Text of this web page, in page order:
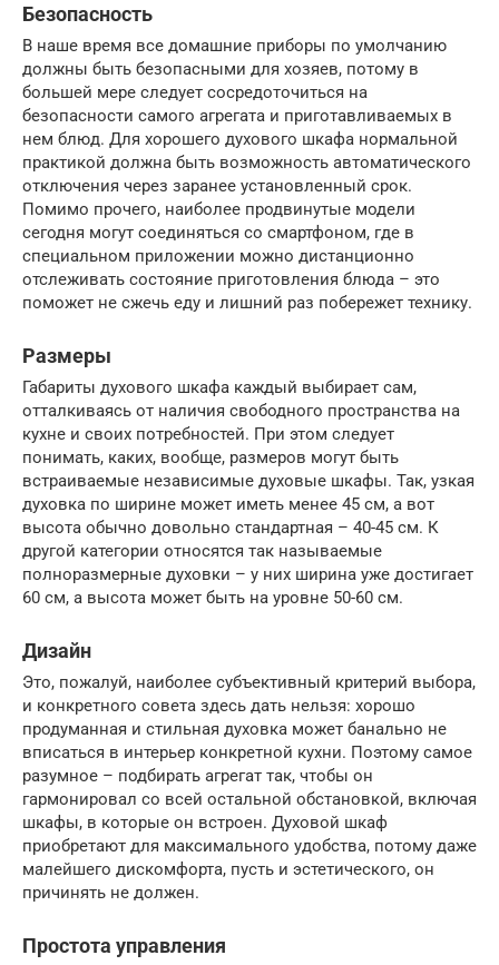
Безопасность
В наше время все домашние приборы по умолчанию
должны быть безопасными для хозяев, потому в
большей мере следует сосредоточиться на
безопасности самого агрегата и приготавливаемых в
нем блюд. Для хорошего духового шкафа нормальной
практикой должна быть возможность автоматического
отключения через заранее установленный срок.
Помимо прочего, наиболее продвинутые модели
сегодня могут соединяться со смартфоном, где в
специальном приложении можно дистанционно
отслеживать состояние приготовления блюда – это
поможет не сжечь еду и лишний раз побережет технику.
Размеры
Габариты духового шкафа каждый выбирает сам,
отталкиваясь от наличия свободного пространства на
кухне и своих потребностей. При этом следует
понимать, каких, вообще, размеров могут быть
встраиваемые независимые духовые шкафы. Так, узкая
духовка по ширине может иметь менее 45 см, а вот
высота обычно довольно стандартная – 40-45 см. К
другой категории относятся так называемые
полноразмерные духовки – у них ширина уже достигает
60 см, а высота может быть на уровне 50-60 см.
Дизайн
Это, пожалуй, наиболее субъективный критерий выбора,
и конкретного совета здесь дать нельзя: хорошо
продуманная и стильная духовка может банально не
вписаться в интерьер конкретной кухни. Поэтому самое
разумное – подбирать агрегат так, чтобы он
гармонировал со всей остальной обстановкой, включая
шкафы, в которые он встроен. Духовой шкаф
приобретают для максимального удобства, потому даже
малейшего дискомфорта, пусть и эстетического, он
причинять не должен.
Простота управления